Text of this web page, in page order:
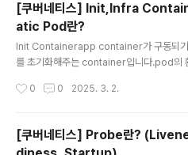
없습니다. 2) 보안 관련 이슈만약 특정 Pod
버그가 발생해서 해커가 해당 Pod에 디도스
노드의 모든 리소스를 사용하게 된다면, 다
케줄링될 수 없다. ** 따라서 Pod 하나를
적절하게 걸어주어야 합니다. 1. 리소스 요
[쿠버네티스] Init,Infra
atic Pod란?
Init Containerapp container가 구동되
를 초기화해주는 container입니다.pod의
는 것입니다app container와 다른 특성이
ontainer가 구동되지 않고 에러가 발생합
0 0 2025. 3. 2.
[쿠버네티스] Probe란?